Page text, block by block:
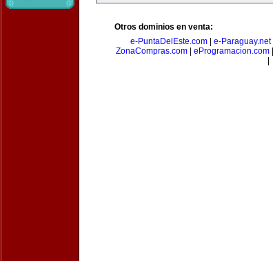
Otros dominios en venta:
e-PuntaDelEste.com
e-Paraguay.net|
ZonaCompras.com
eProgramacion.com